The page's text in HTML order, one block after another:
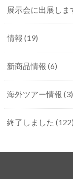
展示会に出展しま
情報 (19)
新商品情報 (6)
海外ツアー情報 (3)
終了しました (122)